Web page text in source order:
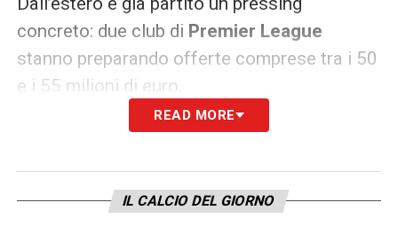
concreto: due club di Premier League
stanno preparando offerte comprese tra i 50
e i 55 milioni di euro.
Non è l’unico corteggiamento di prestigio: nei
effettuato un primo sondaggio per
monitorare da vicino la situazione del
READ MORE
IL CALCIO DEL GIORNO